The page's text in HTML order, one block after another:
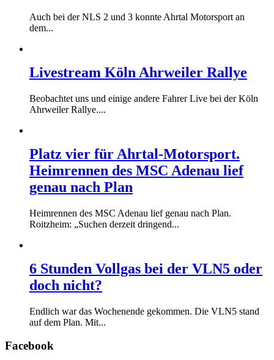
Auch bei der NLS 2 und 3 konnte Ahrtal Motorsport an
dem...
Livestream Köln Ahrweiler Rallye
Beobachtet uns und einige andere Fahrer Live bei der Köln
Ahrweiler Rallye....
Platz vier für Ahrtal-Motorsport.
Heimrennen des MSC Adenau lief
genau nach Plan
Heimrennen des MSC Adenau lief genau nach Plan.
Roitzheim: „Suchen derzeit dringend...
6 Stunden Vollgas bei der VLN5 oder
doch nicht?
Endlich war das Wochenende gekommen. Die VLN5 stand
auf dem Plan. Mit...
Facebook